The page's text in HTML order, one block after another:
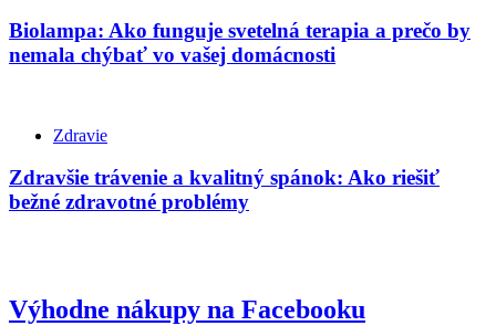
Biolampa: Ako funguje svetelná terapia a prečo by
nemala chýbať vo vašej domácnosti
Zdravie
Zdravšie trávenie a kvalitný spánok: Ako riešiť
bežné zdravotné problémy
Výhodne nákupy na Facebooku